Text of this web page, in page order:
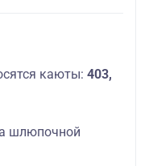
каюты: 403,
шлюпочной